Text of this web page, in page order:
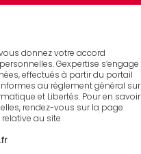
donnez votre accord
Gexpertise s’engage
effectués à partir du portail
au règlement général sur
et Libertés. Pour en savoir
rendez-vous sur la page
au site